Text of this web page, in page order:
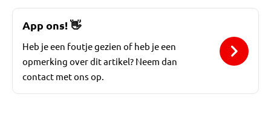
App ons!👋
Heb je een foutje gezien of heb je een
opmerking over dit artikel? Neem dan
contact met ons op.